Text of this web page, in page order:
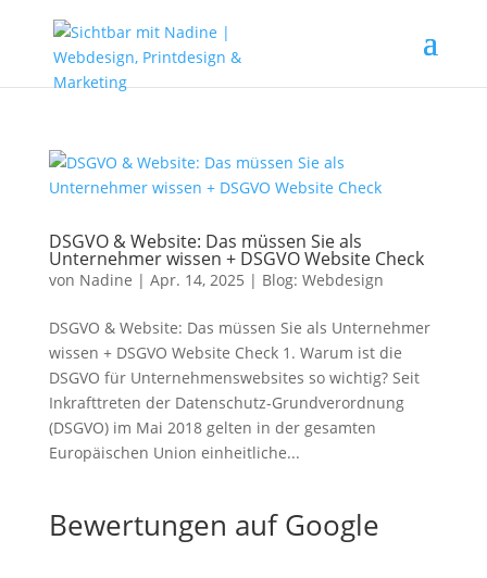
DSGVO & Website: Das müssen Sie als
Unternehmer wissen + DSGVO Website Check
von Nadine | Apr. 14, 2025 | Blog: Webdesign
DSGVO & Website: Das müssen Sie als Unternehmer
wissen + DSGVO Website Check 1. Warum ist die
DSGVO für Unternehmenswebsites so wichtig? Seit
Inkrafttreten der Datenschutz-Grundverordnung
(DSGVO) im Mai 2018 gelten in der gesamten
Europäischen Union einheitliche...
Bewertungen auf Google